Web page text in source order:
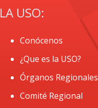
LA USO:
Conócenos
¿Que es la USO?
Órganos Regionales
Comité Regional